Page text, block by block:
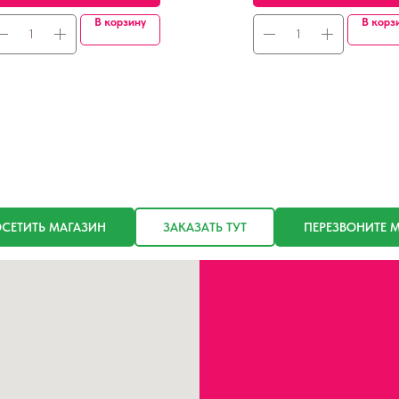
В корзину В
МАГАЗИН ЗАКАЗАТЬ ТУТ ПЕРЕЗВОНИТЕ